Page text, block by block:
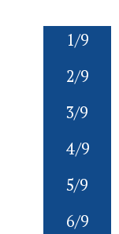
1/9
2/9
3/9
4/9
5/9
6/9